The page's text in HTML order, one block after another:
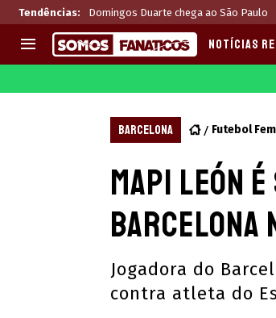
Tendências: Domingos Duarte chega ao São Paulo
CHAMPIONS LEAGUE
PREMIER LEAGUE
LIGA PORTUGUESA
EUROPA LEAGUE
Melhores
CASAS DE
CÓDIGOS e
APPS
NOTÍCIAS
BARCELONA Futebol
Mapi León
Barcelona
Jogadora do
contra atleta do